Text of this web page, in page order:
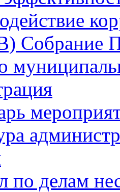
Собрание
по делам